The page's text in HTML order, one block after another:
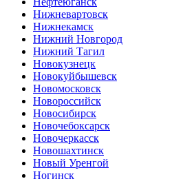
Нижневартовск
Нижнекамск
Нижний Новгород
Нижний Тагил
Новокузнецк
Новокуйбышевск
Новомосковск
Новороссийск
Новосибирск
Новочебоксарск
Новочеркасск
Новошахтинск
Новый Уренгой
Ногинск